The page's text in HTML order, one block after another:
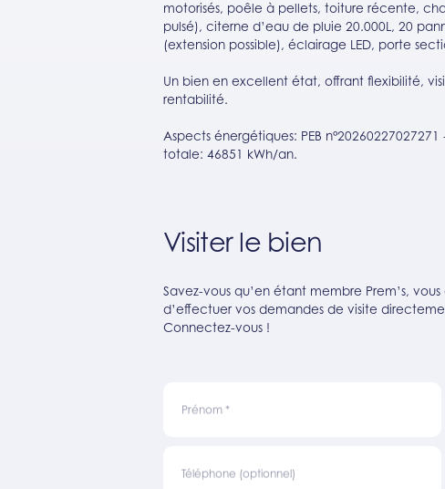
motorisés, poêle à pellets, toiture récente,
pulsé), citerne d’eau de pluie 20.000L, 20
(extension possible), éclairage LED, porte
Un bien en excellent état, offrant flexibilité,
rentabilité.
Aspects énergétiques: PEB
totale: 46851 kWh/an.
Visiter le bien
Savez-vous qu’en étant membre Prem’s,
d’effectuer vos demandes de visite
Connectez-vous !
Prénom *
Téléphone (optionnel)